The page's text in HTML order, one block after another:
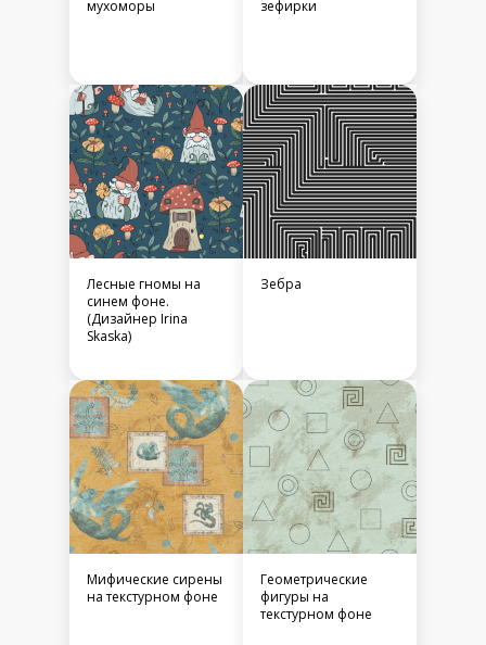
мухоморы
зефирки
Лесные гномы на
синем фоне.
(Дизайнер Irina
Skaska)
Зебра
Мифические сирены
на текстурном фоне
Геометрические
фигуры на
текстурном фоне